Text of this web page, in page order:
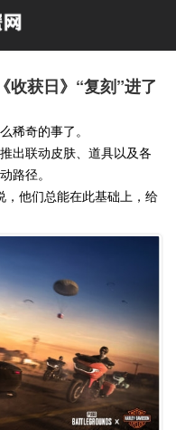
收获日》“复刻”进了
稀奇的事了。
出联动皮肤、道具以及各
路径。
，他们总能在此基础上，给